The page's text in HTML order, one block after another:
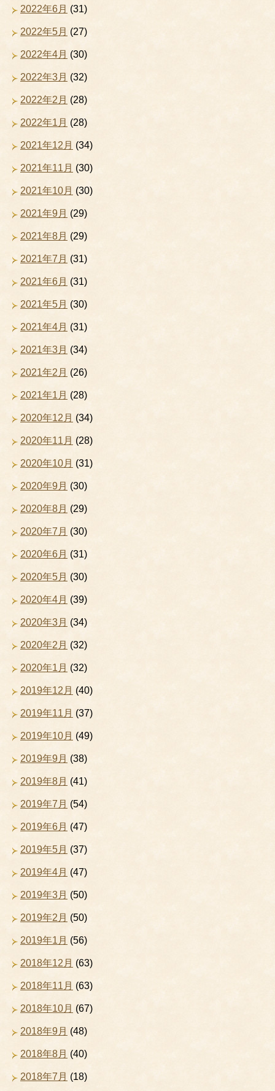
2022年6月 (31)
2022年5月 (27)
2022年4月 (30)
2022年3月 (32)
2022年2月 (28)
2022年1月 (28)
2021年12月 (34)
2021年11月 (30)
2021年10月 (30)
2021年9月 (29)
2021年8月 (29)
2021年7月 (31)
2021年6月 (31)
2021年5月 (30)
2021年4月 (31)
2021年3月 (34)
2021年2月 (26)
2021年1月 (28)
2020年12月 (34)
2020年11月 (28)
2020年10月 (31)
2020年9月 (30)
2020年8月 (29)
2020年7月 (30)
2020年6月 (31)
2020年5月 (30)
2020年4月 (39)
2020年3月 (34)
2020年2月 (32)
2020年1月 (32)
2019年12月 (40)
2019年11月 (37)
2019年10月 (49)
2019年9月 (38)
2019年8月 (41)
2019年7月 (54)
2019年6月 (47)
2019年5月 (37)
2019年4月 (47)
2019年3月 (50)
2019年2月 (50)
2019年1月 (56)
2018年12月 (63)
2018年11月 (63)
2018年10月 (67)
2018年9月 (48)
2018年8月 (40)
2018年7月 (18)